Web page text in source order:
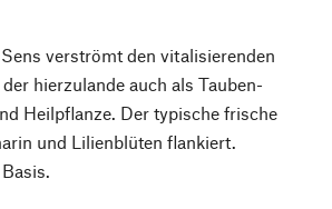
verströmt den vitalisierenden
hierzulande auch als Tauben-
Heilpflanze. Der typische frische
und Lilienblüten flankiert.